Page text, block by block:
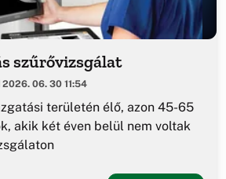
szűrővizsgálat
2026. 06. 30 11:54
területén élő, azon 45-65
akik két éven belül nem voltak